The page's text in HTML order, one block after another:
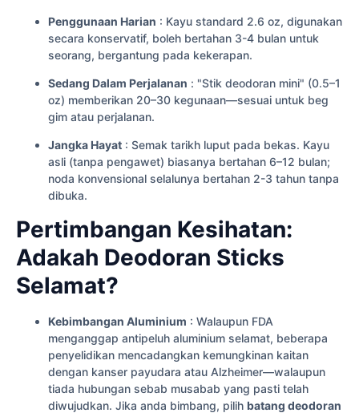
Penggunaan Harian : Kayu standard 2.6 oz, digunakan
secara konservatif, boleh bertahan 3-4 bulan untuk
seorang, bergantung pada kekerapan.
Sedang Dalam Perjalanan : "Stik deodoran mini" (0.5–1
oz) memberikan 20–30 kegunaan—sesuai untuk beg
gim atau perjalanan.
Jangka Hayat : Semak tarikh luput pada bekas. Kayu
asli (tanpa pengawet) biasanya bertahan 6–12 bulan;
noda konvensional selalunya bertahan 2-3 tahun tanpa
dibuka.
Pertimbangan Kesihatan:
Adakah Deodoran Sticks
Selamat?
Kebimbangan Aluminium : Walaupun FDA
menganggap antipeluh aluminium selamat, beberapa
penyelidikan mencadangkan kemungkinan kaitan
dengan kanser payudara atau Alzheimer—walaupun
tiada hubungan sebab musabab yang pasti telah
diwujudkan. Jika anda bimbang, pilih batang deodoran